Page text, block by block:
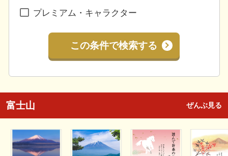
プレミアム・キャラクター
この条件で検索する
富士山 ぜんぶ見る